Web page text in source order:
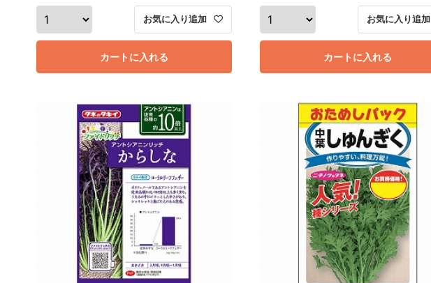
カートに入れる
お気に入り追加
カートに入れる
お気に入り追加